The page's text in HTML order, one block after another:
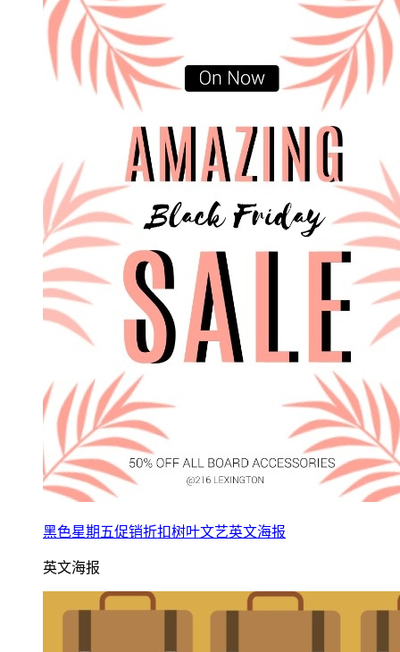
黑色星期五促销折扣树叶文艺英文海报
英文海报